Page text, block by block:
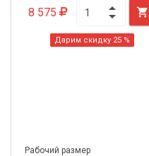
8 575 
Дарим скидку 25 %
Рабочий размер